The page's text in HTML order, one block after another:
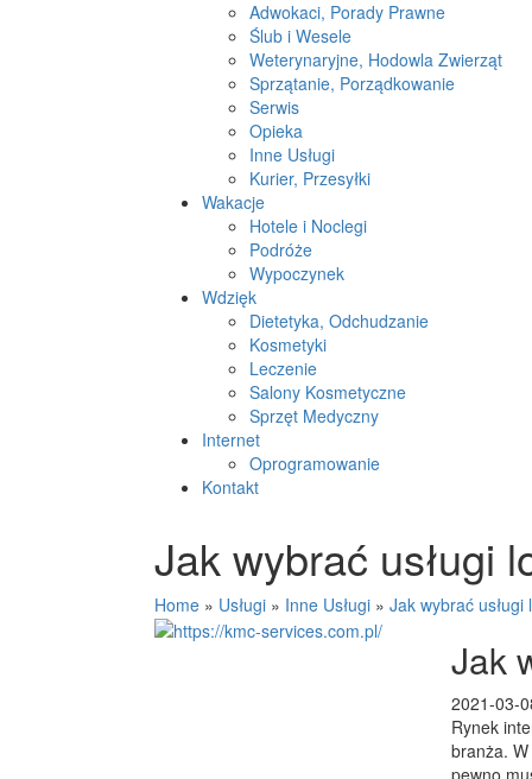
Adwokaci, Porady Prawne
Ślub i Wesele
Weterynaryjne, Hodowla Zwierząt
Sprzątanie, Porządkowanie
Serwis
Opieka
Inne Usługi
Kurier, Przesyłki
Wakacje
Hotele i Noclegi
Podróże
Wypoczynek
Wdzięk
Dietetyka, Odchudzanie
Kosmetyki
Leczenie
Salony Kosmetyczne
Sprzęt Medyczny
Internet
Oprogramowanie
Kontakt
Jak wybrać usługi
Home » Usługi » Inne Usługi » Jak wybrać usługi
Jak
2021-03-
Rynek
branża.
pewno